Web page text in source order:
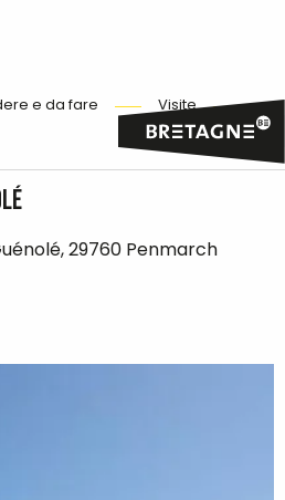
e da fare
Visite
29760 Penmarch
aux favoris